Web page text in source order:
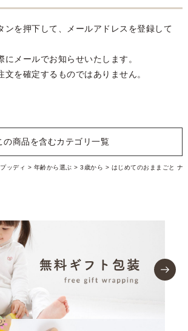
ンを押下して、メールアドレスを登録して
にメールでお知らせいたします。
文を確定するものではありません。
の商品を含むカテゴリ一覧
ッディ 年齢から選ぶ 3歳から はじめてのおままごと ナ